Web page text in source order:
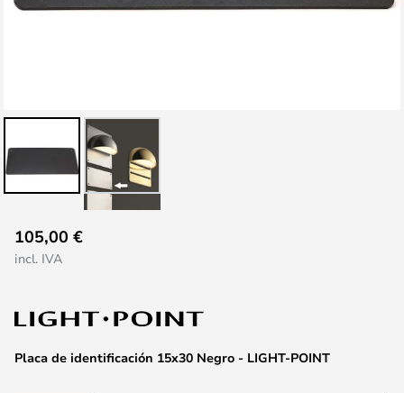
comienzo
la
galería
dePlaca de identificación 15x30 Negro - LIGHT-POINT
105,00 €
incl. IVA